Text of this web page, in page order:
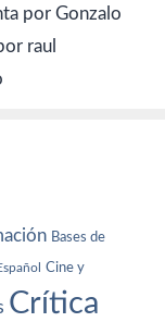
por Gonzalo
raul
Bases de
Cine y
Crítica